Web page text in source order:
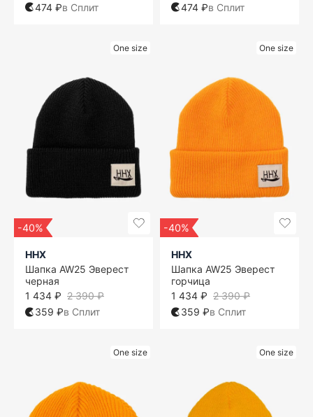
474 ₽в Сплит 474 ₽в Сплит
One size
-40%
ННХ
Шапка AW25 Эверест
черная
2 390 ₽
1 434 ₽
359 ₽в Сплит
One size
-40%
ННХ
Шапка AW25 Эверест
горчица
2 390 ₽
1 434 ₽
359 ₽в Сплит
One size One size